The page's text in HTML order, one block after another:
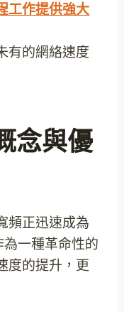
工作提供強大
有的網絡速度
念與優
頻正迅速成為
一種革命性的
度的提升，更